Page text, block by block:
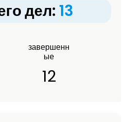
дел: 13
завершенн
ые
12